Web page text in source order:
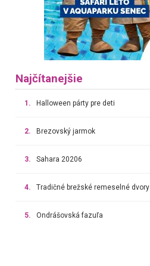
Najčítanejšie
1. Halloween párty pre deti
2. Brezovský jarmok
3. Sahara 20206
4. Tradičné brežské remeselné dvory
5. Ondrášovská fazuľa